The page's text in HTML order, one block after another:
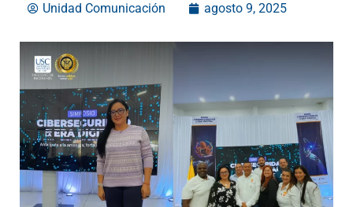
Unidad Comunicación agosto 9, 2025